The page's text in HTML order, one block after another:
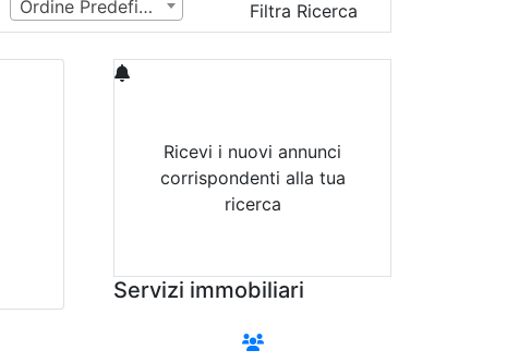
Ordine Predefinito Filtra Ricerca
Ricevi i nuovi annunci
corrispondenti alla tua
ricerca
Servizi immobiliari